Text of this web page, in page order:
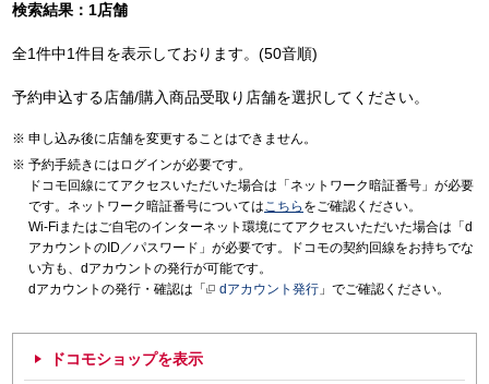
検索結果：1店舗
全1件中1件目を表示しております。(50音順)
予約申込する店舗/購入商品受取り店舗を選択してください。
申し込み後に店舗を変更することはできません。
予約手続きにはログインが必要です。
ドコモ回線にてアクセスいただいた場合は「ネットワーク暗証番号」が必要
です。ネットワーク暗証番号についてはこちら をご確認ください。
Wi-Fiまたはご自宅のインターネット環境にてアクセスいただいた場合は「d
アカウントのID／パスワード」が必要です。ドコモの契約回線をお持ちでな
い方も、dアカウントの発行が可能です。
dアカウントの発行・確認は「
dアカウント発行 」でご確認ください。
ドコモショップを表示